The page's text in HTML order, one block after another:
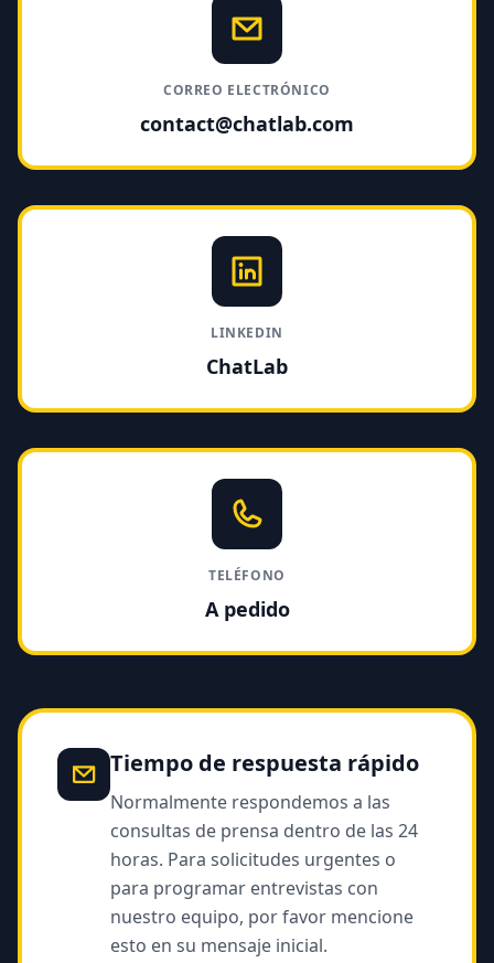
CORREO ELECTRÓNICO
contact@chatlab.com
LINKEDIN
ChatLab
TELÉFONO
A pedido
Tiempo de respuesta rápido
Normalmente respondemos a las
consultas de prensa dentro de las 24
horas. Para solicitudes urgentes o
para programar entrevistas con
nuestro equipo, por favor mencione
esto en su mensaje inicial.